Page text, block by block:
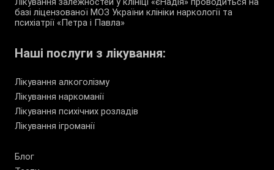
базі ліцензованої МОЗ України клініки наркології та
психіатрії «Петра і Павла»
Наші послуги з лікування:
Лікування алкоголізму
Лікування наркоманії
Лікування психічних розладів
Лікування ігроманії
Блог